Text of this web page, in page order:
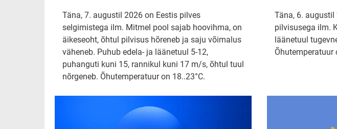
Täna, 7. augustil 2026 on Eestis pilves
selgimistega ilm. Mitmel pool sajab hoovihma, on
äikeseoht, õhtul pilvisus hõreneb ja saju võimalus
väheneb. Puhub edela- ja läänetuul 5-12,
puhanguti kuni 15, rannikul kuni 17 m/s, õhtul tuul
nõrgeneb. Õhutemperatuur on 18..23°C.
Täna, 6.
pilvisusega ilm.
läänetuul
Õhutemperatuur